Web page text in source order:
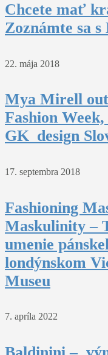
Chcete mať
Zoznámte sa
22. mája 2018
Mya Mirell
Fashion
GK_design
17. septembra 2018
Fashioning
Maskulinity –
umenie
londýnskom
Museu
7. apríla 2022